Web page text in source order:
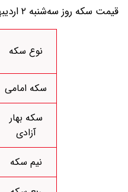
قیمت سکه روز سه‌شنبه ۲ اردیبهشت ۱۴۰۴
نوع سکه
سکه امامی
سکه بهار
آزادی
نیم سکه